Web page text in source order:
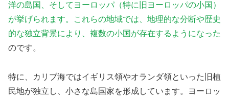
洋の島国、そしてヨーロッパ（特に旧ヨーロッパの小国）
が挙げられます。これらの地域では、地理的な分断や歴史
的な独立背景により、複数の小国が存在するようになった
のです。
特に、カリブ海ではイギリス領やオランダ領といった旧植
民地が独立し、小さな島国家を形成しています。ヨーロッ